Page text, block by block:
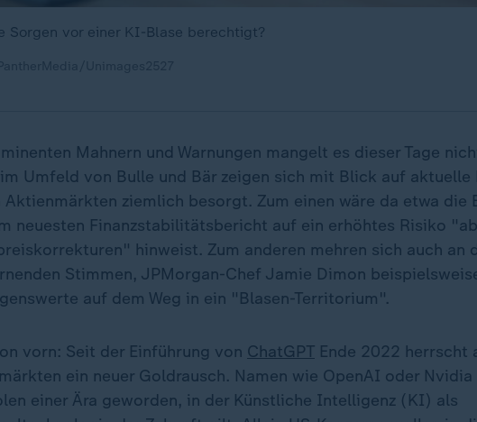
Sorgen vor einer KI-Blase berechtigt?
Mahnern und Warnungen mangelt es dieser Tage
Umfeld von Bulle und Bär zeigen sich mit Blick auf aktuelle
Aktienmärkten ziemlich besorgt. Zum einen wäre da etwa die
neuesten Finanzstabilitätsbericht auf ein erhöhtes Risiko
hinweist. Zum anderen mehren sich auch an
Stimmen, JPMorgan-Chef Jamie Dimon
auf dem Weg in ein "Blasen-Territorium".
vorn: Seit der Einführung von ChatGPT Ende 2022 herrscht
ein neuer Goldrausch. Namen wie OpenAI oder Nvidia
einer Ära geworden, in der Künstliche Intelligenz (KI) als